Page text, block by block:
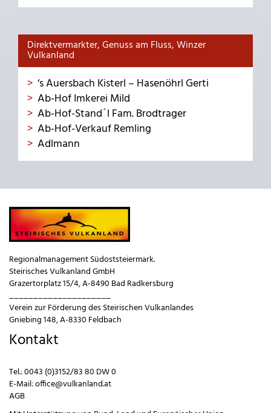
Direktvermarkter, Genuss am Fluss, Winzer
Vulkanland
‘s Auersbach Kisterl – Hasenöhrl Gerti
Ab-Hof Imkerei Mild
Ab-Hof-Stand´l Fam. Brodtrager
Ab-Hof-Verkauf Remling
Adlmann
Regionalmanagement Südoststeiermark.
Steirisches Vulkanland GmbH
Grazertorplatz 15/4, A-8490 Bad Radkersburg
_____________________
Verein zur Förderung des Steirischen Vulkanlandes
Gniebing 148, A-8330 Feldbach
Kontakt
Tel.:0043 (0)3152/83 80 DW 0
E-Mail:office@vulkanland.at
AGB